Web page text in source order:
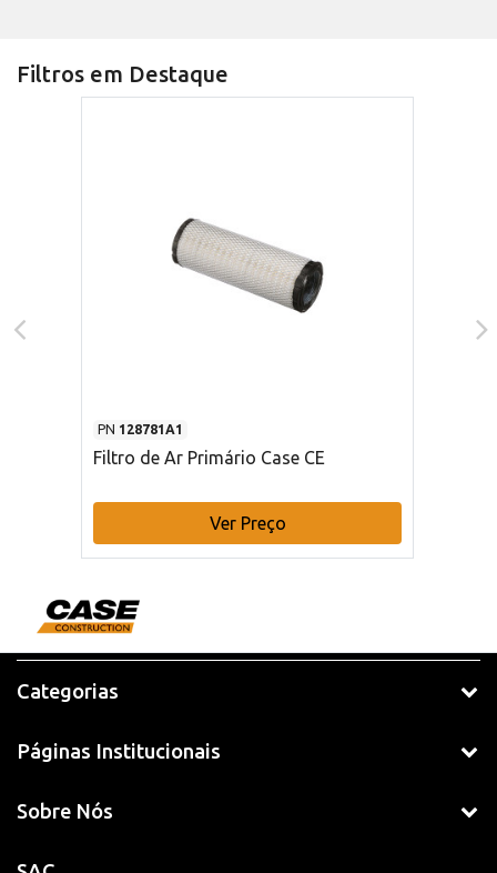
Filtros em Destaque
PN 128781A1
Filtro de Ar Primário Case CE
Ver Preço
Categorias
Páginas Institucionais
Sobre Nós